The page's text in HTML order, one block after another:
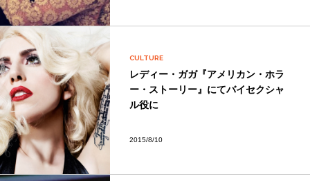
CULTURE
レディー・ガガ『アメリカン・ホラ
ー・ストーリー』にてバイセクシャ
ル役に
2015/8/10